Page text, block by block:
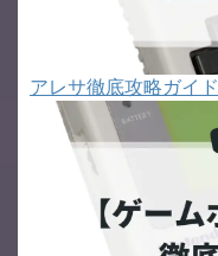
アレサ徹底攻略ガイド